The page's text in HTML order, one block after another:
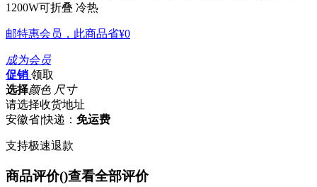
1200W可折叠 冷热
邮特惠会员，此商品省¥0
成为会员
促销 领取
选择颜色 尺寸
请选择收货地址
安徽省|快递： 免运费
支持极速退款
商品评价()查看全部评价